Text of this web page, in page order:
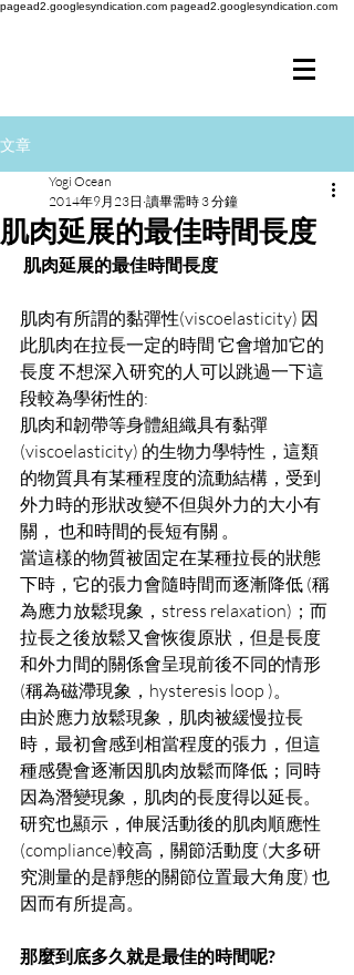
pagead2.googlesyndication.com pagead2.googlesyndication.com
文章
肌肉延展的最佳時間長度
Yogi Ocean
2014年9月23日 讀畢需時 3 分鐘
肌肉延展的最佳時間長度
肌肉有所謂的黏彈性(viscoelasticity) 因
此肌肉在拉長一定的時間 它會增加它的
長度 不想深入研究的人可以跳過一下這
段較為學術性的:
肌肉和韌帶等身體組織具有黏彈
(viscoelasticity) 的生物力學特性，這類
的物質具有某種程度的流動結構，受到
外力時的形狀改變不但與外力的大小有
關， 也和時間的長短有關 。
當這樣的物質被固定在某種拉長的狀態
下時，它的張力會隨時間而逐漸降低 (稱
為應力放鬆現象，stress relaxation)；而
拉長之後放鬆又會恢復原狀，但是長度
和外力間的關係會呈現前後不同的情形
(稱為磁滯現象，hysteresis loop )。
由於應力放鬆現象，肌肉被緩慢拉長
時，最初會感到相當程度的張力，但這
種感覺會逐漸因肌肉放鬆而降低；同時
因為潛變現象，肌肉的長度得以延長。
研究也顯示，伸展活動後的肌肉順應性
(compliance)較高，關節活動度 (大多研
究測量的是靜態的關節位置最大角度) 也
因而有所提高。
那麼到底多久就是最佳的時間呢?